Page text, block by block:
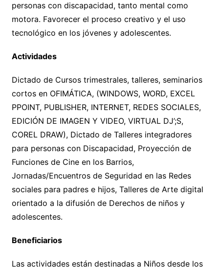
personas con discapacidad, tanto mental como
motora. Favorecer el proceso creativo y el uso
tecnológico en los jóvenes y adolescentes.
Actividades
Dictado de Cursos trimestrales, talleres, seminarios
cortos en OFIMÁTICA, (WINDOWS, WORD, EXCEL
PPOINT, PUBLISHER, INTERNET, REDES SOCIALES,
EDICIÓN DE IMAGEN Y VIDEO, VIRTUAL DJ’;S,
COREL DRAW), Dictado de Talleres integradores
para personas con Discapacidad, Proyección de
Funciones de Cine en los Barrios,
Jornadas/Encuentros de Seguridad en las Redes
sociales para padres e hijos, Talleres de Arte digital
orientado a la difusión de Derechos de niños y
adolescentes.
Beneficiarios
Las actividades están destinadas a Niños desde los